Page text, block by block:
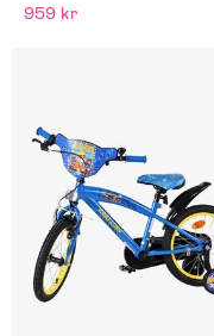
959 kr